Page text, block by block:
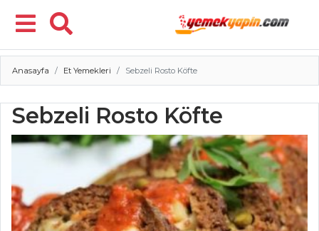
Menü
Anasayfa Et Yemekleri Sebzeli Rosto Köfte
Sebzeli Rosto Köfte